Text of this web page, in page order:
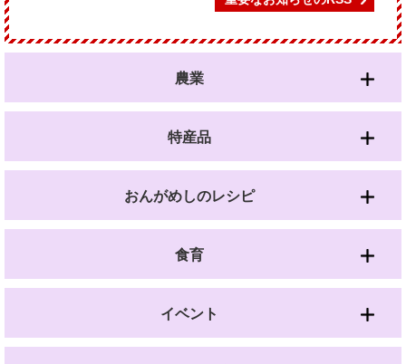
農業
特産品
おんがめしのレシピ
食育
イベント